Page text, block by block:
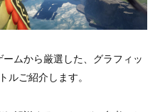
ムから厳選した、グラフィッ
ルご紹介します。